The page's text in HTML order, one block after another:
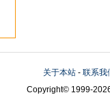
关于本站 - 联系我
Copyright© 1999-